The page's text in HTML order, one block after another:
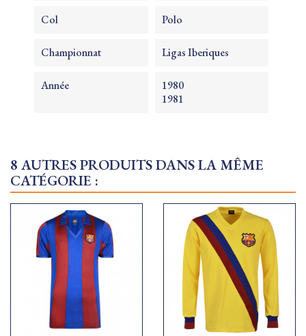
Col Polo
Championnat Ligas Iberiques
Année
1980
1981
8 AUTRES PRODUITS DANS LA MÊME
CATÉGORIE :